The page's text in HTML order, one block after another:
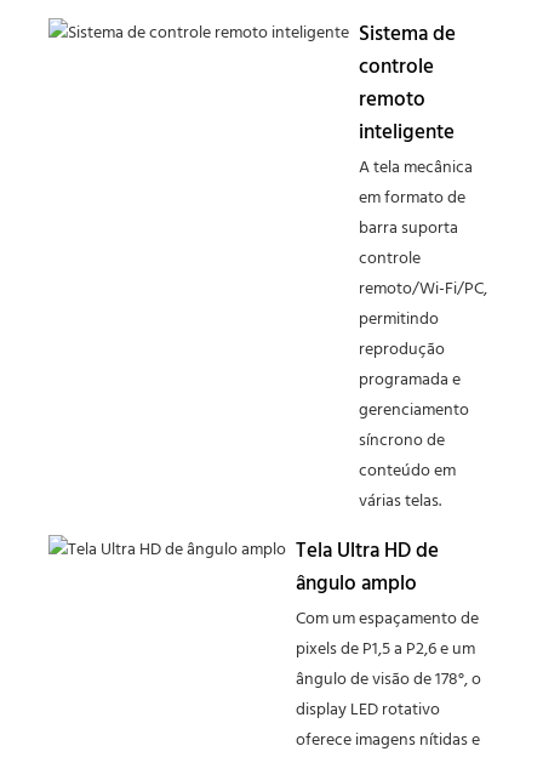
Sistema de
controle
remoto
inteligente
A tela mecânica
em formato de
barra suporta
controle
remoto/Wi-Fi/PC,
permitindo
reprodução
programada e
gerenciamento
síncrono de
conteúdo em
várias telas.
Tela Ultra HD de
ângulo amplo
Com um espaçamento de
pixels de P1,5 a P2,6 e um
ângulo de visão de 178°, o
display LED rotativo
oferece imagens nítidas e